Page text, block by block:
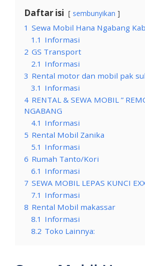
Daftar isi sembunyikan
1 Sewa Mobil Hana Ngabang
1.1 Informasi
2 GS Transport
2.1 Informasi
3 Rental motor dan mobil pak
3.1 Informasi
4 RENTAL & SEWA MOBIL ”
NGABANG
4.1 Informasi
5 Rental Mobil Zanika
5.1 Informasi
6 Rumah Tanto/Kori
6.1 Informasi
7 SEWA MOBIL LEPAS KUNCI
7.1 Informasi
8 Rental Mobil makassar
8.1 Informasi
8.2 Toko Lainnya: